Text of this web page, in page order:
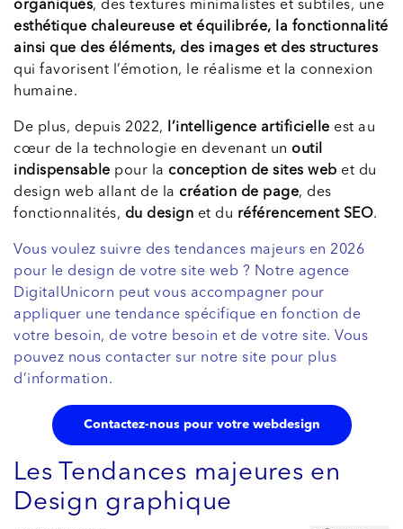
organiques, des textures minimalistes et subtiles, une
esthétique chaleureuse et équilibrée, la fonctionnalité
ainsi que des éléments, des images et des structures
qui favorisent l’émotion, le réalisme et la connexion
humaine.
De plus, depuis 2022, l’intelligence artificielle est au
cœur de la technologie en devenant un outil
indispensable pour la conception de sites web et du
design web allant de la création de page, des
fonctionnalités, du design et du référencement SEO.
Vous voulez suivre des tendances majeurs en 2026
pour le design de votre site web ? Notre agence
DigitalUnicorn peut vous accompagner pour
appliquer une tendance spécifique en fonction de
votre besoin, de votre besoin et de votre site. Vous
pouvez nous contacter sur notre site pour plus
d’information.
Contactez-nous pour votre webdesign
Les Tendances majeures en
Design graphique